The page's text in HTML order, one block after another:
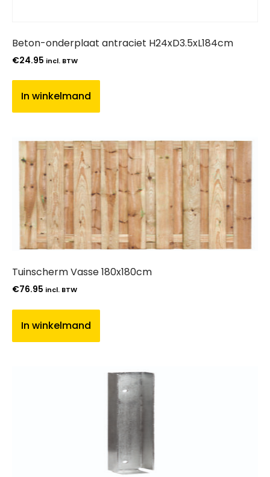
Beton-onderplaat antraciet H24xD3.5xL184cm
€24.95 incl. BTW
In winkelmand
Tuinscherm Vasse 180x180cm
€76.95 incl. BTW
In winkelmand